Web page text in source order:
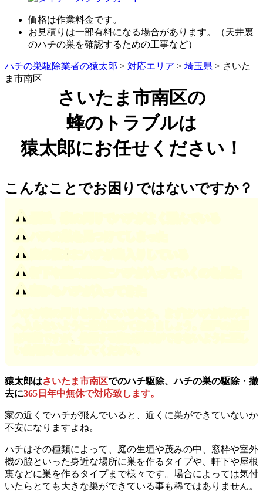
価格は作業料金です。
お見積りは一部有料になる場合があります。（天井裏
のハチの巣を確認するための工事など）
ハチの巣駆除業者の猿太郎 > 対応エリア > 埼玉県 > さいた
ま市南区
さいたま市南区の
蜂のトラブルは
猿太郎にお任せください！
こんなことでお困りではないですか？
庭の植木にハチが出入りしている
猿太郎はさいたま市南区でのハチ駆除、ハチの巣の駆除・撤
去に365日年中無休で対応致します。
家の近くでハチが飛んでいると、近くに巣ができていないか
不安になりますよね。
ハチはその種類によって、庭の生垣や茂みの中、窓枠や室外
機の脇といった身近な場所に巣を作るタイプや、軒下や屋根
裏などに巣を作るタイプまで様々です。場合によっては気付
いたらとても大きな巣ができている事も稀ではありません。